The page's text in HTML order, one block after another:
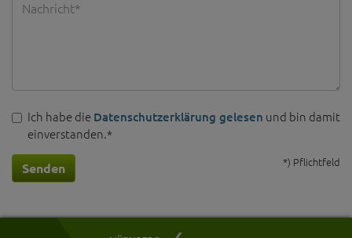
Ich habe die Datenschutzerklärung gelesen und bin damit
einverstanden.*
Senden *) Pflichtfeld